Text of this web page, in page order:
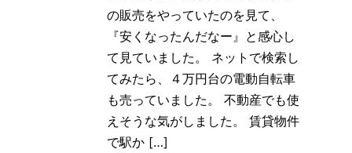
の販売をやっていたのを見て、
『安くなったんだなー』と感心し
て見ていました。 ネットで検索し
てみたら、４万円台の電動自転車
も売っていました。 不動産でも使
えそうな気がしました。 賃貸物件
で駅か […]